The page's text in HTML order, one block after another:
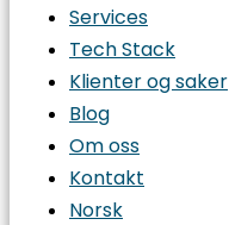
Services
Tech Stack
Klienter og saker
Blog
Om oss
Kontakt
Norsk